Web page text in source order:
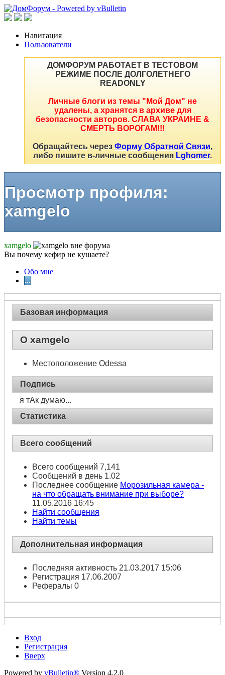
Навигация
Пользователи
ДОМФОРУМ РАБОТАЕТ В ТЕСТОВОМ
РЕЖИМЕ ПОСЛЕ ДОЛГОЛЕТНЕГО
READONLY
Личные блоги из темы "Мой Дом" не
удалены, а хранятся в архиве для
безопасности авторов. СЛАВА УКРАИНЕ &
СМЕРТЬ ВОРОГАМ!!!
Обращайтесь через Форму Обратной Связи,
либо пишите в-личные сообщения Lghomer.
Просмотр профиля:
xamgelo
xamgelo
Вы почему кефир не кушаете?
Обо мне
...
Базовая информация
О xamgelo
Местоположение Odessa
Подпись
я тАк думаю...
Статистика
Всего сообщений
Всего сообщений 7,141
Сообщений в день 1.02
Последнее сообщение Морозильная камера -
на что обращать внимание при выборе?
11.05.2016 16:45
Найти сообщения
Найти темы
Дополнительная информация
Последняя активность 21.03.2017 15:06
Регистрация 17.06.2007
Рефералы 0
Вход
Регистрация
Вверх
Powered by vBulletin® Version 4.2.0